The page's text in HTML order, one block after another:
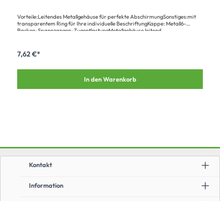
Vorteile:Leitendes Metallgehäuse für perfekte AbschirmungSonstiges:mit
transparentem Ring für Ihre individuelle BeschriftungKappe: Metall6-
Backen-Spannzangen-ZugentlastungMetallgehäuse leitend
7,62 €*
In den Warenkorb
Information
Kontakt